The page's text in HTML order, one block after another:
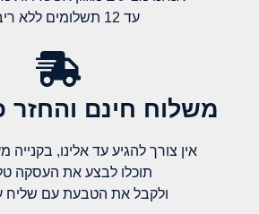
עד 12 תשלומים ללא ריבית.
משלוח חינם והחזר
אין צורך להגיע עד אלינו, בקנייה מעל
תוכלו לבצע את העסקה
ולקבל את הטבעת עם שליח